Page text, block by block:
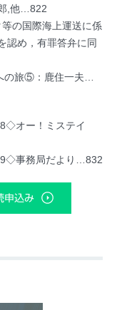
,他…822
の国際海上運送に係
認め，有罪答弁に同
の旅⑤：鹿住一夫…
オー！ミステイ
事務局だより…832
申込み